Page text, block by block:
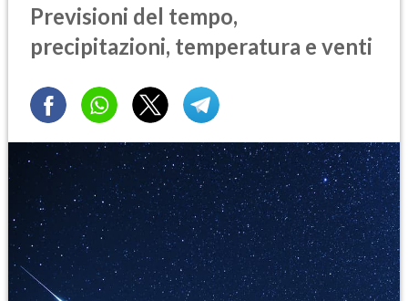
Previsioni del tempo,
precipitazioni, temperatura e venti